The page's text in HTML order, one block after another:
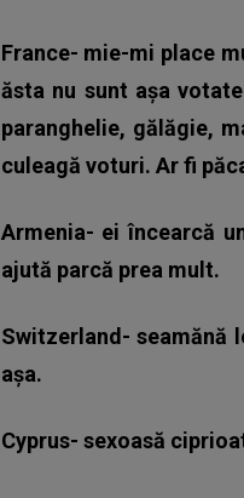
France- mie-mi place
ăsta nu sunt așa
paranghelie, gălăgie,
culeagă voturi. Ar fi
Armenia- ei încearcă
ajută parcă prea mult.
Switzerland- seamănă
așa.
Cyprus- sexoasă